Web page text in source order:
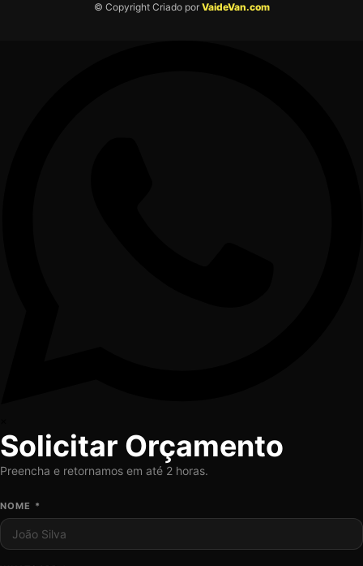
© Copyright Criado por VaideVan.com
Solicitar Orçamento
Preencha e retornamos em até 2 horas.
NOME *